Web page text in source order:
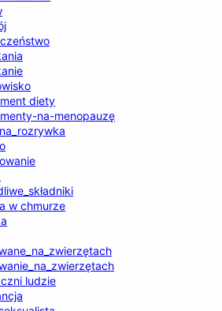
diety
na-menopauzę
w chmurze
ludzie